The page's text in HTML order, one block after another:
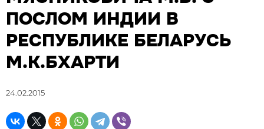
ПОСЛОМ ИНДИИ В
РЕСПУБЛИКЕ БЕЛАРУСЬ
М.К.БХАРТИ
24.02.2015